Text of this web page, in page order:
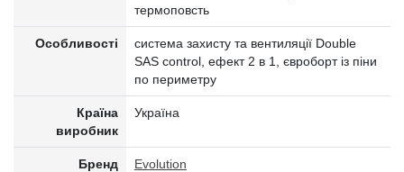
термоповсть
Особливості
система захисту та вентиляції Double
SAS control, ефект 2 в 1, євроборт із піни
по периметру
Країна
виробник
Україна
Бренд Evolution